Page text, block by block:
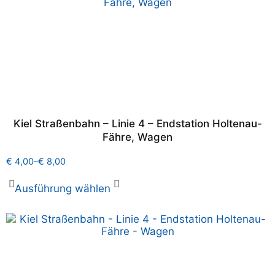
Kiel Straßenbahn – Linie 4 – Endstation Holtenau-
Fähre, Wagen
€ 4,00–€ 8,00
Ausführung wählen